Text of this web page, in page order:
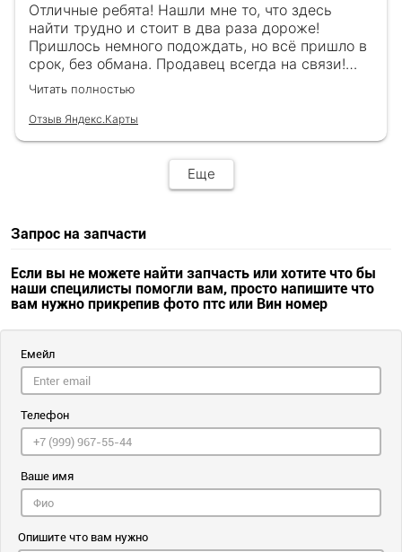
Отличные ребята! Нашли мне то, что здесь
найти трудно и стоит в два раза дороже!
Пришлось немного подождать, но всё пришло в
срок, без обмана. Продавец всегда на связи!
Буду ещё обращаться! 👍
Читать полностью
Отзыв Яндекс.Карты
Еще
Запрос на запчасти
Если вы не можете найти запчасть или хотите что бы
наши специлисты помогли вам, просто напишите что
вам нужно прикрепив фото птс или Вин номер
Емейл
Телефон
Ваше имя
Опишите что вам нужно